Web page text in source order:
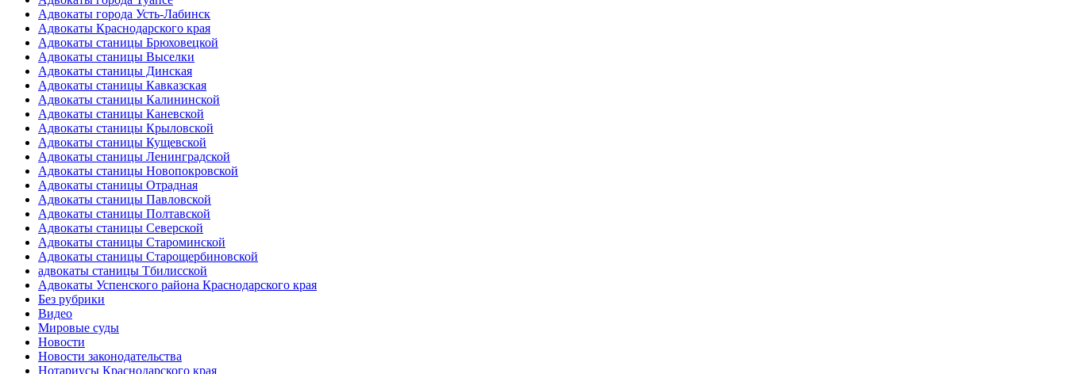
Адвокаты города Усть-Лабинск
Адвокаты Краснодарского края
Адвокаты станицы Брюховецкой
Адвокаты станицы Выселки
Адвокаты станицы Динская
Адвокаты станицы Кавказская
Адвокаты станицы Калининской
Адвокаты станицы Каневской
Адвокаты станицы Крыловской
Адвокаты станицы Кущевской
Адвокаты станицы Ленинградской
Адвокаты станицы Новопокровской
Адвокаты станицы Отрадная
Адвокаты станицы Павловской
Адвокаты станицы Полтавской
Адвокаты станицы Северской
Адвокаты станицы Староминской
Адвокаты станицы Старощербиновской
адвокаты станицы Тбилисской
Адвокаты Успенского района Краснодарского края
Без рубрики
Видео
Мировые суды
Новости
Новости законодательства
Нотариусы Краснодарского края